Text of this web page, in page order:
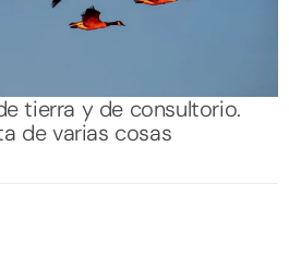
tierra y de consultorio.
de varias cosas